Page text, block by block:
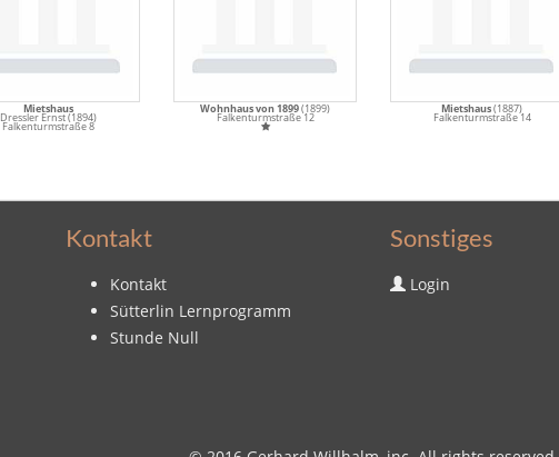
Mietshaus
Dressler Ernst (1894)
Falkenturmstraße 8
Wohnhaus von 1899(1899)
Falkenturmstraße 12
Mietshaus(1887)
Falkenturmstraße 14
Kontakt
Kontakt
Sütterlin Lernprogramm
Stunde Null
Sonstiges
Login